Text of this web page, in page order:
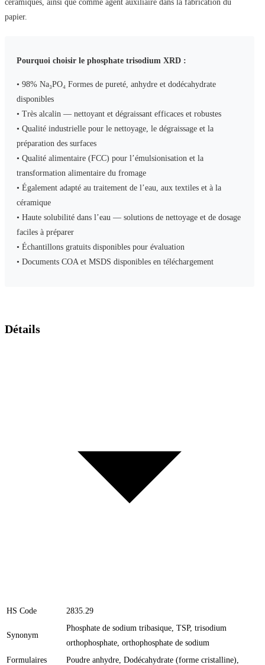
céramiques, ainsi que comme agent auxiliaire dans la fabrication du
papier.
Pourquoi choisir le phosphate trisodium XRD :
• 98% Na₃PO₄ Formes de pureté, anhydre et dodécahydrate
disponibles
• Très alcalin — nettoyant et dégraissant efficaces et robustes
• Qualité industrielle pour le nettoyage, le dégraissage et la
préparation des surfaces
• Qualité alimentaire (FCC) pour l’émulsionisation et la
transformation alimentaire du fromage
• Également adapté au traitement de l’eau, aux textiles et à la
céramique
• Haute solubilité dans l’eau — solutions de nettoyage et de dosage
faciles à préparer
• Échantillons gratuits disponibles pour évaluation
• Documents COA et MSDS disponibles en téléchargement
Détails
HS Code 2835.29
Synonym
Phosphate de sodium tribasique, TSP, trisodium
orthophosphate, orthophosphate de sodium
Formulaires
Poudre anhydre, Dodécahydrate (forme cristalline),